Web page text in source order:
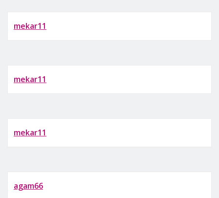
mekar11
mekar11
mekar11
agam66